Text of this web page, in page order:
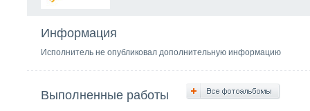
Информация
Исполнитель не опубликовал дополнительную информацию
Выполненные работы